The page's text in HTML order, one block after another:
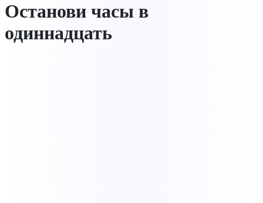
Останови часы в
одиннадцать